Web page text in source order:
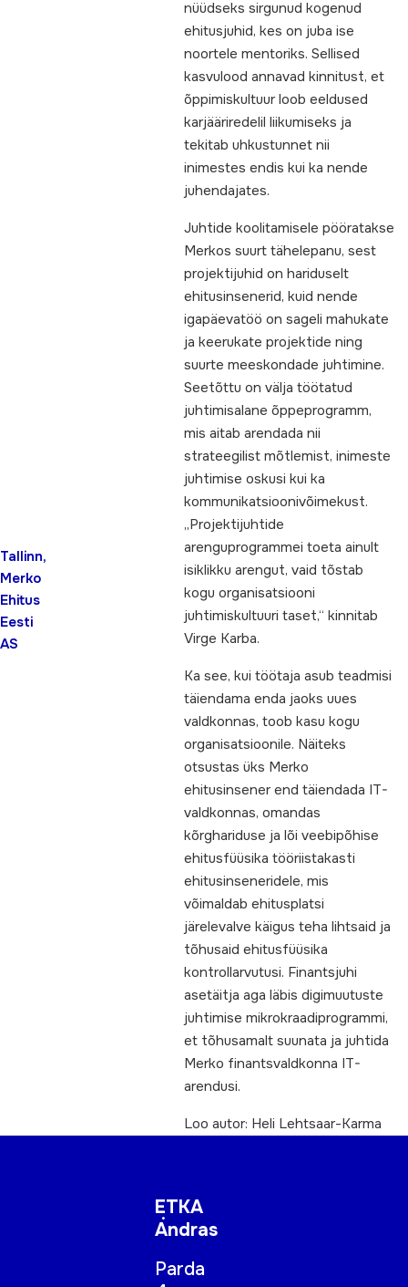
Tallinn,
Merko
Ehitus
Eesti
AS
nüüdseks sirgunud kogenud
ehitusjuhid, kes on juba ise
noortele mentoriks. Sellised
kasvulood annavad kinnitust, et
õppimiskultuur loob eeldused
karjääriredelil liikumiseks ja
tekitab uhkustunnet nii
inimestes endis kui ka nende
juhendajates.
Juhtide koolitamisele pööratakse
Merkos suurt tähelepanu, sest
projektijuhid on hariduselt
ehitusinsenerid, kuid nende
igapäevatöö on sageli mahukate
ja keerukate projektide ning
suurte meeskondade juhtimine.
Seetõttu on välja töötatud
juhtimisalane õppeprogramm,
mis aitab arendada nii
strateegilist mõtlemist, inimeste
juhtimise oskusi kui ka
kommunikatsioonivõimekust.
„Projektijuhtide
arenguprogrammei toeta ainult
isiklikku arengut, vaid tõstab
kogu organisatsiooni
juhtimiskultuuri taset,“ kinnitab
Virge Karba.
Ka see, kui töötaja asub teadmisi
täiendama enda jaoks uues
valdkonnas, toob kasu kogu
organisatsioonile. Näiteks
otsustas üks Merko
ehitusinsener end täiendada IT-
valdkonnas, omandas
kõrghariduse ja lõi veebipõhise
ehitusfüüsika tööriistakasti
ehitusinseneridele, mis
võimaldab ehitusplatsi
järelevalve käigus teha lihtsaid ja
tõhusaid ehitusfüüsika
kontrollarvutusi. Finantsjuhi
asetäitja aga läbis digimuutuste
juhtimise mikrokraadiprogrammi,
et tõhusamalt suunata ja juhtida
Merko finantsvaldkonna IT-
arendusi.
Loo autor: Heli Lehtsaar-Karma
ETKA
Andras
Parda